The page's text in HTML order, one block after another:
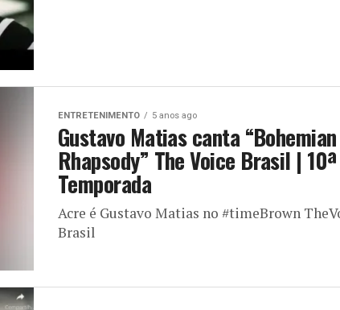
ENTRETENIMENTO 5 anos ago
Gustavo Matias canta “Bohemian
Rhapsody” The Voice Brasil | 10ª
Temporada
Acre é Gustavo Matias no #timeBrown
Brasil